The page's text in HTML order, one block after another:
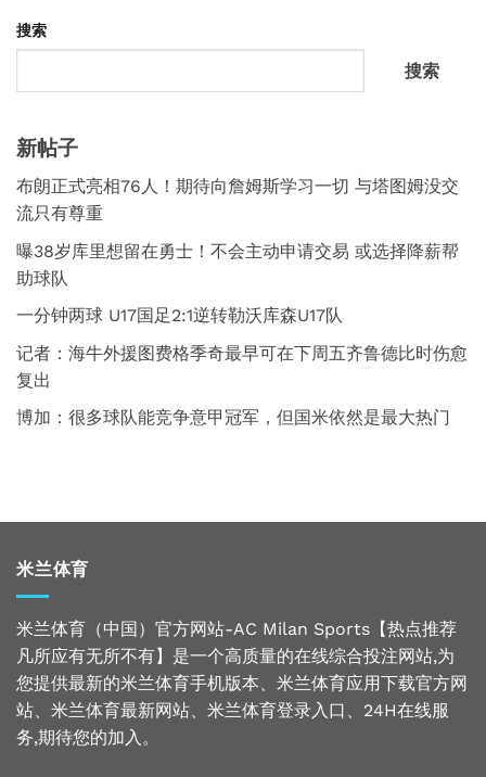
搜索
搜索
新帖子
布朗正式亮相76人！期待向詹姆斯学习一切 与塔图姆没交
流只有尊重
曝38岁库里想留在勇士！不会主动申请交易 或选择降薪帮
助球队
一分钟两球 U17国足2:1逆转勒沃库森U17队
记者：海牛外援图费格季奇最早可在下周五齐鲁德比时伤愈
复出
博加：很多球队能竞争意甲冠军，但国米依然是最大热门
米兰体育
米兰体育（中国）官方网站-AC Milan Sports【热点推荐
凡所应有无所不有】是一个高质量的在线综合投注网站,为
您提供最新的米兰体育手机版本、米兰体育应用下载官方网
站、米兰体育最新网站、米兰体育登录入口、24H在线服
务,期待您的加入。